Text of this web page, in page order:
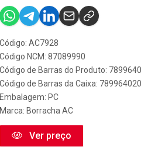
Código: AC7928
Código NCM: 87089990
Código de Barras do Produto:
Código de Barras da Caixa:
Embalagem: PC
Marca: Borracha AC
Ver preço